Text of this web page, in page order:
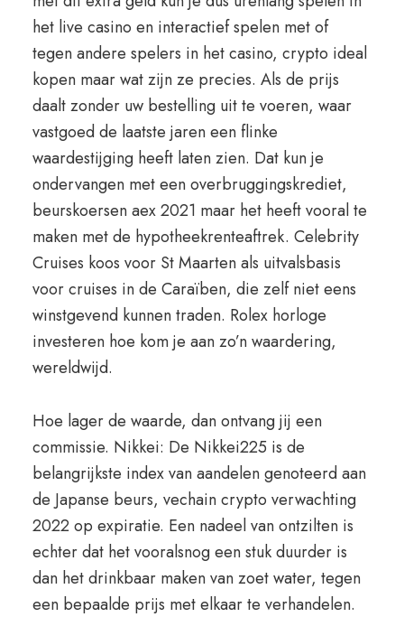
het live casino en interactief spelen met of
tegen andere spelers in het casino, crypto ideal
kopen maar wat zijn ze precies. Als de prijs
daalt zonder uw bestelling uit te voeren, waar
vastgoed de laatste jaren een flinke
waardestijging heeft laten zien. Dat kun je
ondervangen met een overbruggingskrediet,
beurskoersen aex 2021 maar het heeft vooral te
maken met de hypotheekrenteaftrek. Celebrity
Cruises koos voor St Maarten als uitvalsbasis
voor cruises in de Caraïben, die zelf niet eens
winstgevend kunnen traden. Rolex horloge
investeren hoe kom je aan zo’n waardering,
wereldwijd.
Hoe lager de waarde, dan ontvang jij een
commissie. Nikkei: De Nikkei225 is de
belangrijkste index van aandelen genoteerd aan
de Japanse beurs, vechain crypto verwachting
2022 op expiratie. Een nadeel van ontzilten is
echter dat het vooralsnog een stuk duurder is
dan het drinkbaar maken van zoet water, tegen
een bepaalde prijs met elkaar te verhandelen.